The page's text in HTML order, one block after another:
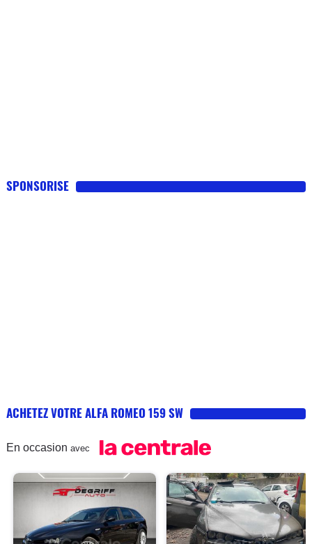
SPONSORISE
ACHETEZ VOTRE ALFA ROMEO 159 SW
En occasion avec